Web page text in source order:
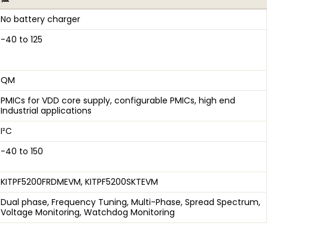
No battery charger
-40 to 125
QM
PMICs for VDD core supply, configurable PMICs, high end
Industrial applications
I²C
-40 to 150
KITPF5200FRDMEVM, KITPF5200SKTEVM
Dual phase, Frequency Tuning, Multi-Phase, Spread Spectrum,
Voltage Monitoring, Watchdog Monitoring